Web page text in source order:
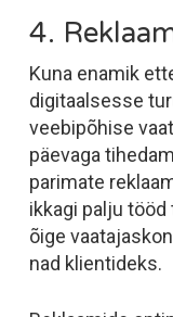
4.
Kuna enamik
digitaalsesse
veebipõhise
päevaga
parimate
ikkagi palju
õige
nad klientideks.